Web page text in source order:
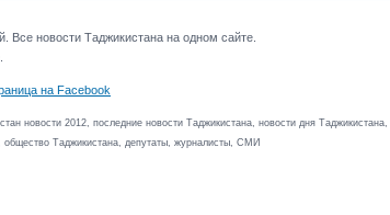
Все новости Таджикистана на одном сайте.
на Facebook
новости 2012, последние новости Таджикистана, новости дня
общество Таджикистана, депутаты, журналисты, СМИ